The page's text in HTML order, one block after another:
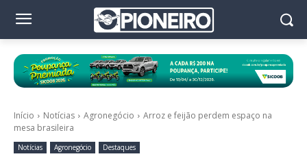
Início Notícias Agronegócio
Arroz e feijão perdem espaço na
mesa brasileira
Notícias Agronegócio Destaques